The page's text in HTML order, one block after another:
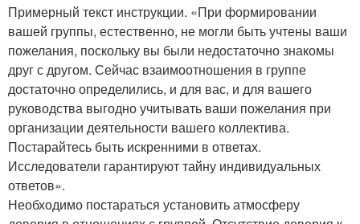
Примерный текст инструкции. «При формировании
вашей группы, естественно, не могли быть учтены ваши
пожелания, поскольку вы были недостаточно знакомы
друг с другом. Сейчас взаимоотношения в группе
достаточно определились, и для вас, и для вашего
руководства выгодно учитывать ваши пожелания при
организации деятельности вашего коллектива.
Постарайтесь быть искренними в ответах.
Исследователи гарантируют тайну индивидуальных
ответов».
Необходимо постараться установить атмосферу